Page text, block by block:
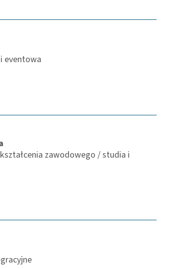
eventowa
zawodowego / studia i